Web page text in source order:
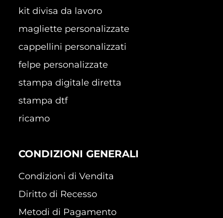
kit divisa da lavoro
magliette personalizzate
cappellini personalizzati
felpe personalizzate
stampa digitale diretta
stampa dtf
ricamo
CONDIZIONI GENERALI
Condizioni di Vendita
Diritto di Recesso
Metodi di Pagamento